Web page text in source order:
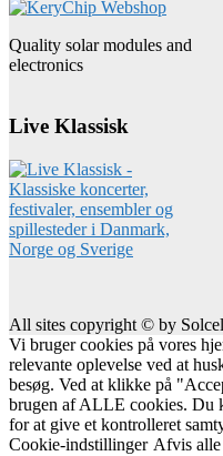
Quality solar modules and
electronics
Live Klassisk
All sites copyright © by
Vi bruger cookies på vores
relevante oplevelse ved at
besøg. Ved at klikke på
brugen af ALLE cookies. Du
for at give et kontrolleret
Cookie-indstillinger Afvis alle